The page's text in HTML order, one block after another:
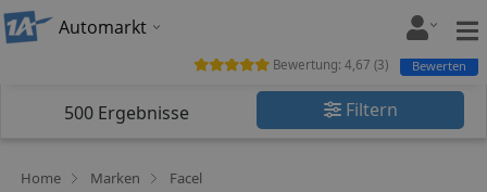
Automarkt
500 Ergebnisse Filtern
Home Marken Facel
Bewertung: 4,67 (3) Bewerten